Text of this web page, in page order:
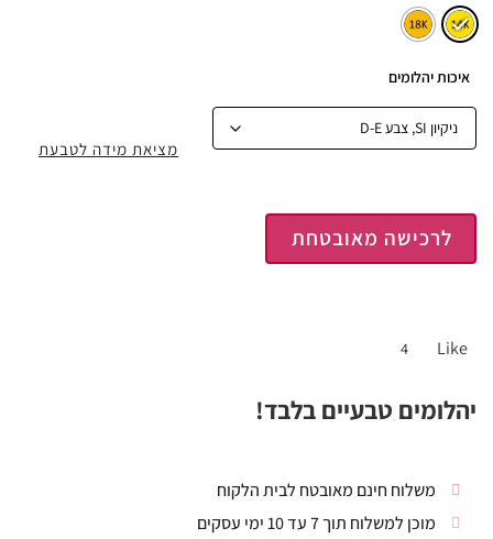
איכות יהלומים
לרכישה מאובטחת
Like
4
מציאת מידה לטבעת
יהלומים טבעיים בלבד!
משלוח חינם מאובטח לבית הלקוח
מוכן למשלוח תוך 7 עד 10 ימי עסקים